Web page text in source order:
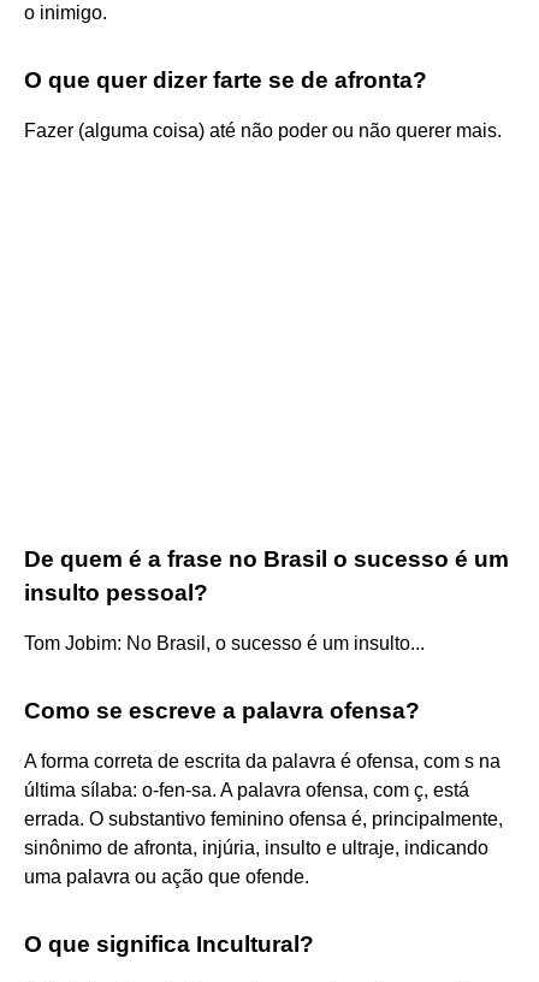
o inimigo.
O que quer dizer farte se de afronta?
Fazer (alguma coisa) até não poder ou não querer mais.
De quem é a frase no Brasil o sucesso é um
insulto pessoal?
Tom Jobim: No Brasil, o sucesso é um insulto...
Como se escreve a palavra ofensa?
A forma correta de escrita da palavra é ofensa, com s na
última sílaba: o-fen-sa. A palavra ofensa, com ç, está
errada. O substantivo feminino ofensa é, principalmente,
sinônimo de afronta, injúria, insulto e ultraje, indicando
uma palavra ou ação que ofende.
O que significa Incultural?